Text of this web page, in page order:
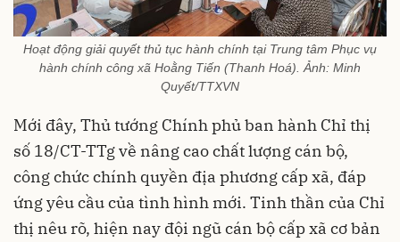
Hoạt động giải quyết thủ tục hành chính tại Trung tâm Phục vụ
hành chính công xã Hoằng Tiến (Thanh Hoá). Ảnh: Minh
Quyết/TTXVN
Mới đây, Thủ tướng Chính phủ ban hành Chỉ thị
số 18/CT-TTg về nâng cao chất lượng cán bộ,
công chức chính quyền địa phương cấp xã, đáp
ứng yêu cầu của tình hình mới. Tinh thần của Chỉ
thị nêu rõ, hiện nay đội ngũ cán bộ cấp xã cơ bản